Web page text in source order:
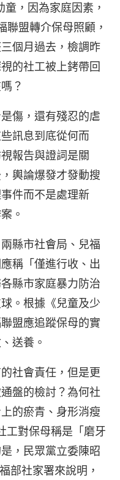
，因為家庭因素，
聯盟轉介保母照顧，
個月過去，檢調昨
的社工被上銬帶回
？
傷，還有殘忍的虐
訊息到底從何而
報告與證詞是關
輿論爆發才發動搜
件而不是處理新
。
縣市社會局、兒福
稱「僅進行收、出
縣市家庭暴力防治
。根據《兒童及少
盟應追蹤保母的實
送養。
社會責任，但是更
盤的檢討？為何社
的瘀青、身形消瘦
工對保母稱是「磨牙
，民眾黨立委陳昭
部社家署來說明，